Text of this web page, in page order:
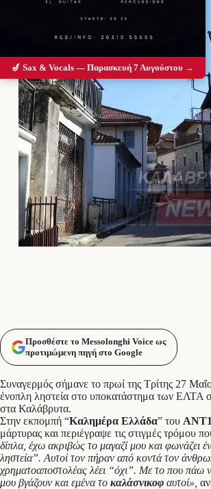
Προσθέστε το Messolonghi Voice ως
προτιμώμενη πηγή στο Google
Συναγερμός σήμανε το πρωί της Τρίτης 27
ένοπλη ληστεία στο υποκατάστημα των ΕΛΤΑ
στα Καλάβρυτα.
Στην εκπομπή “Καλημέρα Ελλάδα” του ΑΝΤ1
μάρτυρας και περιέγραψε τις στιγμές τρόμου
δίπλα, έχω ακριβώς το μαγαζί μου και φωνάζει
ληστεία”. Αυτοί τον πήραν από κοντά τον
χρηματοαποστολέας λέει “όχι”. Με το που πάω
μου βγάζουν και εμένα το καλάσνικοφ αυτοί»,
🎷 Sax & Vocals — Παρασκευή 7 Αυγούστου →